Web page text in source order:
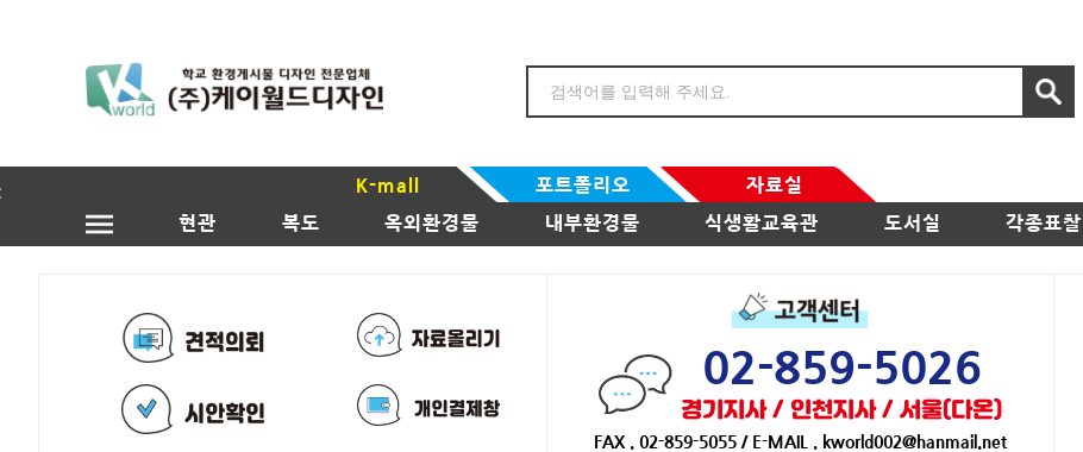
K-mall 포트폴리오
자료실
현관
복도 옥외환경물 내부환경물 식생활교육관 도서실 각종표찰
02-859-5026
경기지사 / 인천지사 / 서울(다온)
FAX . 02-859-5055 / E-MAIL . kworld002@hanmail.net